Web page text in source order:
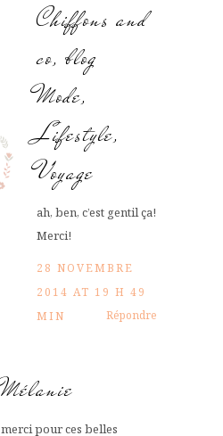
Chiffons and
co, blog
Mode,
Lifestyle,
Voyage
ah, ben, c’est gentil ça!
Merci!
28 NOVEMBRE
2014 AT 19 H 49
MIN
Répondre
Mélanie
merci pour ces belles